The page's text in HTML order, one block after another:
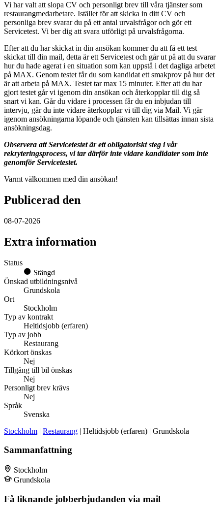
Vi har valt att slopa CV och personligt brev till våra tjänster som
restaurangmedarbetare. Istället för att skicka in ditt CV och
personliga brev svarar du på ett antal urvalsfrågor och gör ett
Servicetest. Vi ber dig att svara utförligt på urvalsfrågorna.
Efter att du har skickat in din ansökan kommer du att få ett test
skickat till din mail, detta är ett Servicetest och går ut på att du svarar
hur du hade agerat i en situation som kan uppstå i det dagliga arbetet
på MAX. Genom testet får du som kandidat ett smakprov på hur det
är att arbeta på MAX. Testet tar max 15 minuter. Efter att du har
gjort testet går vi igenom din ansökan och återkopplar till dig så
snart vi kan. Går du vidare i processen får du en inbjudan till
intervju, går du inte vidare återkopplar vi till dig via Mail. Vi går
igenom ansökningarna löpande och tjänsten kan tillsättas innan sista
ansökningsdag.
Observera att Servicetestet är ett obligatoriskt steg i vår
rekryteringsprocess, vi tar därför inte vidare kandidater som inte
genomför Servicetestet.
Varmt välkommen med din ansökan!
Publicerad den
08-07-2026
Extra information
Status
Stängd
Önskad utbildningsnivå
Grundskola
Ort
Stockholm
Typ av kontrakt
Heltidsjobb (erfaren)
Typ av jobb
Restaurang
Körkort önskas
Nej
Tillgång till bil önskas
Nej
Personligt brev krävs
Nej
Språk
Svenska
Stockholm | Restaurang | Heltidsjobb (erfaren) | Grundskola
Sammanfattning
Stockholm
Grundskola
Få liknande jobberbjudanden via mail